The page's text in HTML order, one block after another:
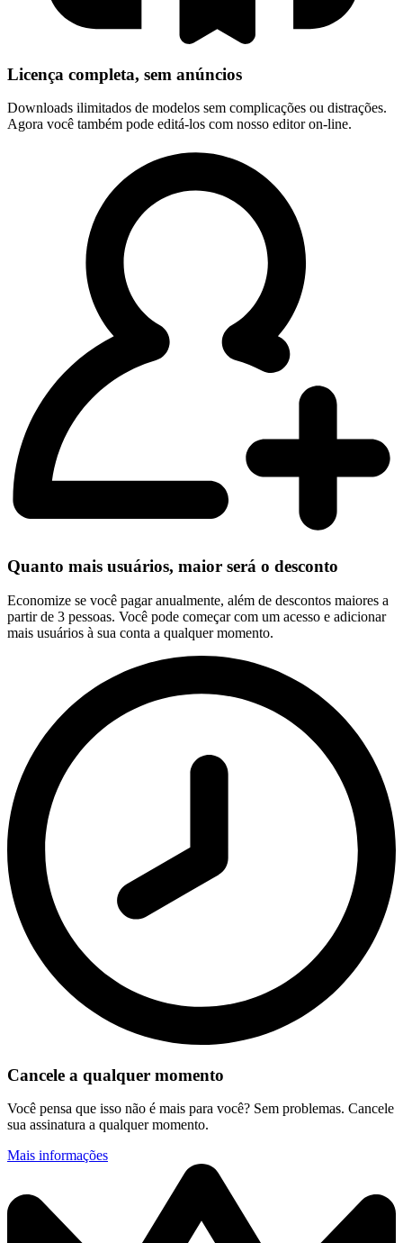
Licença completa, sem anúncios
Downloads ilimitados de modelos sem complicações ou distrações.
Agora você também pode editá-los com nosso editor on-line.
Quanto mais usuários, maior será o desconto
Economize se você pagar anualmente, além de descontos maiores a
partir de 3 pessoas. Você pode começar com um acesso e adicionar
mais usuários à sua conta a qualquer momento.
Cancele a qualquer momento
Você pensa que isso não é mais para você? Sem problemas. Cancele
sua assinatura a qualquer momento.
Mais informações